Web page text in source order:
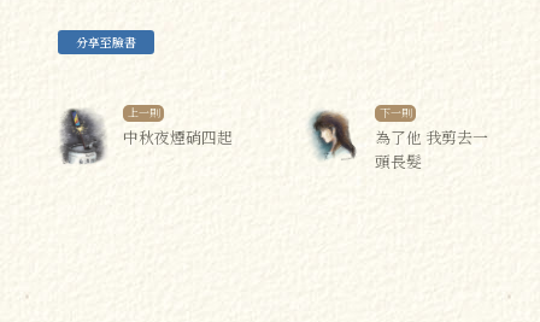
分享至臉書
上一則
中秋夜煙硝四起
下一則
為了他 我剪去一
頭長髮